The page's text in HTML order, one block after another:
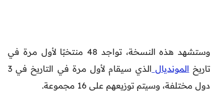
وستشهد هذه النسخة، تواجد 48 منتخبًا لأول مرة في
تاريخ المونديال
الذي سيقام لأول مرة في التاريخ في 3
دول مختلفة، وسيتم توزيعهم على 16 مجموعة.